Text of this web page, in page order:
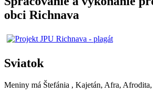
obci Richnava
Sviatok
Meniny má Štefánia , Kajetán, Afra, Afrodita,